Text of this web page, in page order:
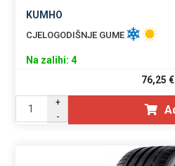
KUMHO
CJELOGODIŠNJE GUME
Na zalihi: 4
76,25 €
+
-